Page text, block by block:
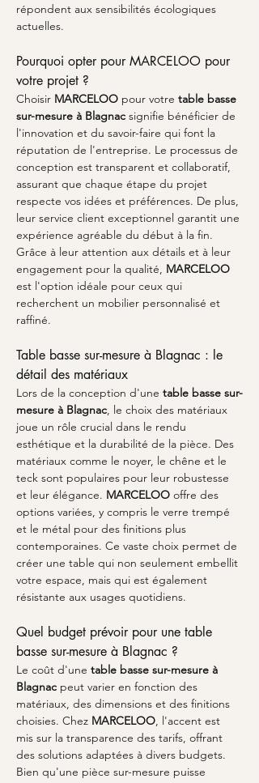
répondent aux sensibilités écologiques
actuelles.
Pourquoi opter pour MARCELOO pour
votre projet ?
Choisir MARCELOO pour votre table basse
sur-mesure à Blagnac signifie bénéficier de
l'innovation et du savoir-faire qui font la
réputation de l'entreprise. Le processus de
conception est transparent et collaboratif,
assurant que chaque étape du projet
respecte vos idées et préférences. De plus,
leur service client exceptionnel garantit une
expérience agréable du début à la fin.
Grâce à leur attention aux détails et à leur
engagement pour la qualité, MARCELOO
est l'option idéale pour ceux qui
recherchent un mobilier personnalisé et
raffiné.
Table basse sur-mesure à Blagnac : le
détail des matériaux
Lors de la conception d'une table basse sur-
mesure à Blagnac, le choix des matériaux
joue un rôle crucial dans le rendu
esthétique et la durabilité de la pièce. Des
matériaux comme le noyer, le chêne et le
teck sont populaires pour leur robustesse
et leur élégance. MARCELOO offre des
options variées, y compris le verre trempé
et le métal pour des finitions plus
contemporaines. Ce vaste choix permet de
créer une table qui non seulement embellit
votre espace, mais qui est également
résistante aux usages quotidiens.
Quel budget prévoir pour une table
basse sur-mesure à Blagnac ?
Le coût d'une table basse sur-mesure à
Blagnac peut varier en fonction des
matériaux, des dimensions et des finitions
choisies. Chez MARCELOO, l'accent est
mis sur la transparence des tarifs, offrant
des solutions adaptées à divers budgets.
Bien qu'une pièce sur-mesure puisse